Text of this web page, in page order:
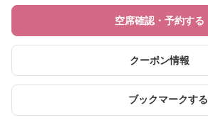
空席確認・予約する
クーポン情報
ブックマークする